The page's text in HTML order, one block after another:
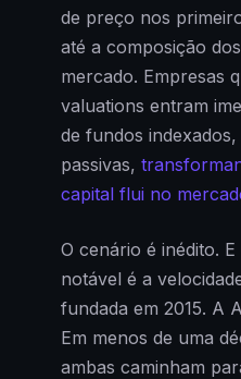
de preço nos
até a composição
mercado. Empresas
valuations entram
de fundos
passivas,
capital flui no
O cenário é inédito.
notável é a
fundada em 2015. A
Em menos de uma
ambas caminham